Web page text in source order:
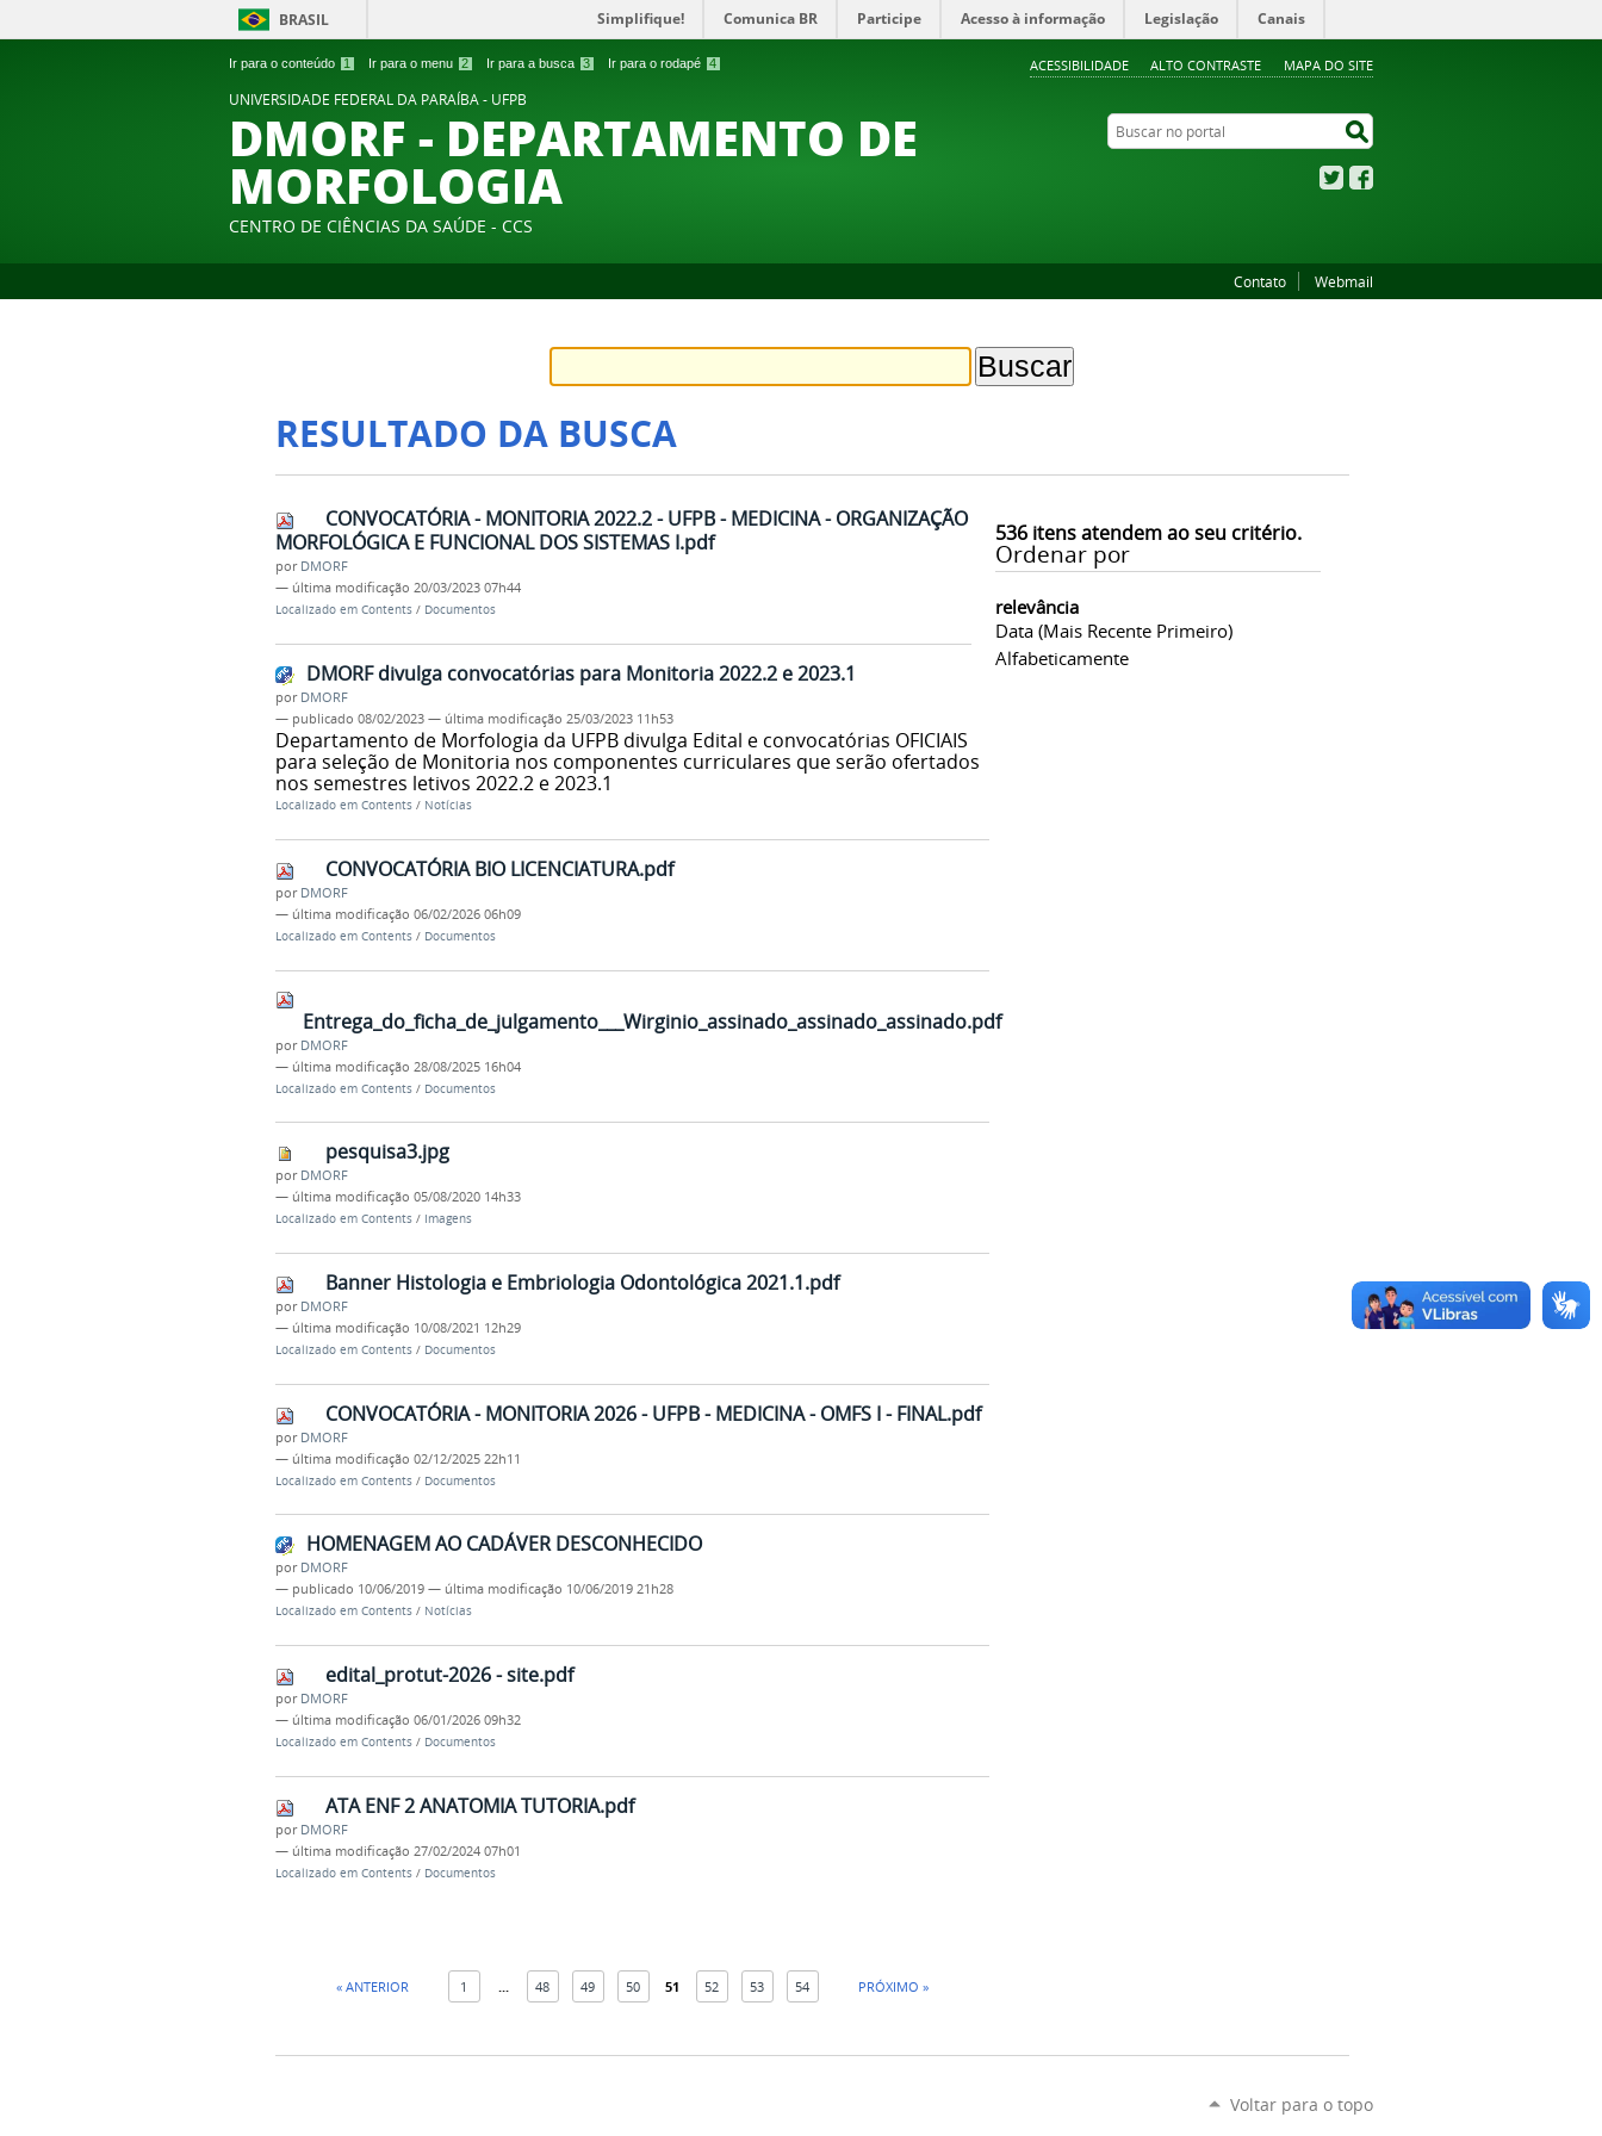
Ir para o conteúdo 1 Ir para o menu 2 Ir para a busca 3 Ir para o rodapé 4 ACESSIBILIDADE ALTO CONTRASTE MAPA DO SITE
BRASIL Simplifique! Comunica BR Participe Acesso à informação Legislação Canais
UNIVERSIDADE FEDERAL DA PARAÍBA - UFPB
DMORF - DEPARTAMENTO DE
MORFOLOGIA
CENTRO DE CIÊNCIAS DA SAÚDE - CCS
Buscar no portal
Twitter
Contato Webmail
RESULTADO DA BUSCA
536itens atendem ao seu critério.
Ordenar por
relevância
Data (mais Recente Primeiro)
Alfabeticamente
CONVOCATÓRIA - MONITORIA 2022.2 - UFPB - MEDICINA - ORGANIZAÇÃO
MORFOLÓGICA E FUNCIONAL DOS SISTEMAS I.pdf
por DMORF
— última modificação 20/03/2023 07h44
Localizado em Contents / Documentos
DMORF divulga convocatórias para Monitoria 2022.2 e 2023.1
por DMORF
— publicado 08/02/2023 — última modificação 25/03/2023 11h53
Departamento de Morfologia da UFPB divulga Edital e convocatórias OFICIAIS
para seleção de Monitoria nos componentes curriculares que serão ofertados
nos semestres letivos 2022.2 e 2023.1
Localizado em Contents / Notícias
CONVOCATÓRIA BIO LICENCIATURA.pdf
por DMORF
— última modificação 06/02/2026 06h09
Localizado em Contents / Documentos
Entrega_do_ficha_de_julgamento___Wirginio_assinado_assinado_assinado.pdf
por DMORF
— última modificação 28/08/2025 16h04
Localizado em Contents / Documentos
pesquisa3.jpg
por DMORF
— última modificação 05/08/2020 14h33
Localizado em Contents / Imagens
Banner Histologia e Embriologia Odontológica 2021.1.pdf
por DMORF
— última modificação 10/08/2021 12h29
Localizado em Contents / Documentos
CONVOCATÓRIA - MONITORIA 2026 - UFPB - MEDICINA - OMFS I - FINAL.pdf
por DMORF
— última modificação 02/12/2025 22h11
Localizado em Contents / Documentos
HOMENAGEM AO CADÁVER DESCONHECIDO
por DMORF
— publicado 10/06/2019 — última modificação 10/06/2019 21h28
Localizado em Contents / Notícias
edital_protut-2026 - site.pdf
por DMORF
— última modificação 06/01/2026 09h32
Localizado em Contents / Documentos
ATA ENF 2 ANATOMIA TUTORIA.pdf
por DMORF
— última modificação 27/02/2024 07h01
Localizado em Contents / Documentos
« ANTERIOR 1 48 49 50 51 52 53 54 PRÓXIMO »
Voltar para o topo